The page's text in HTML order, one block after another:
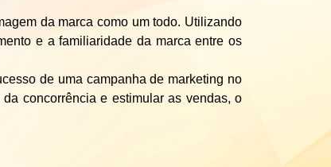
da marca como um todo. Utilizando
e a familiaridade da marca entre os
de uma campanha de marketing no
concorrência e estimular as vendas, o